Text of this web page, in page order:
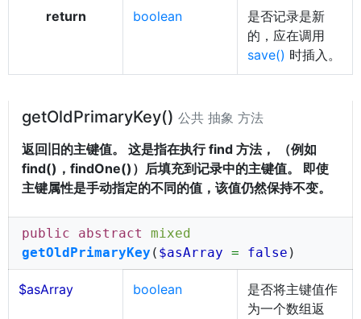
return boolean
是否记录是新
的，应在调用
save() 时插入。
getOldPrimaryKey() 公共 抽象 方法
返回旧的主键值。 这是指在执行 find 方法， （例如
find()，findOne()）后填充到记录中的主键值。 即使
主键属性是手动指定的不同的值，该值仍然保持不变。
public abstract
mixed
getOldPrimaryKey ( $asArray = false )
$asArray boolean
是否将主键值作
为一个数组返